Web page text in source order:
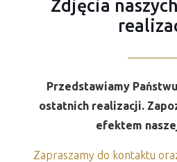
Zdjęcia
Przedstawiamy
ostatnich realizacji.
efektem
Zapraszamy do kontaktu